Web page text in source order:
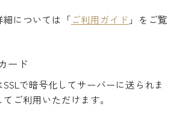
細については「ご利用ガイド 」をご覧
ード
で暗号化してサーバーに送られま
ご利用いただけます。